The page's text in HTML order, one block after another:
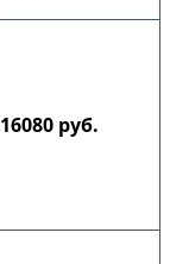
16080 руб.